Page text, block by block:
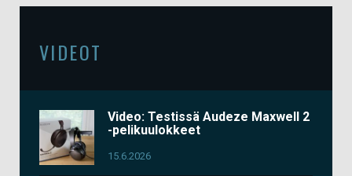
VIDEOT
Video: Testissä Audeze Maxwell 2
-pelikuulokkeet
15.6.2026